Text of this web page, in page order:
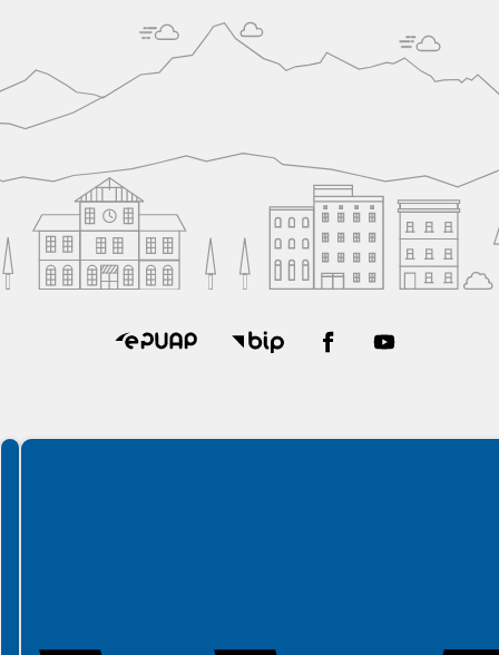
Spełniamy standardy WCAG 2.2
Spełniamy standardy W3C